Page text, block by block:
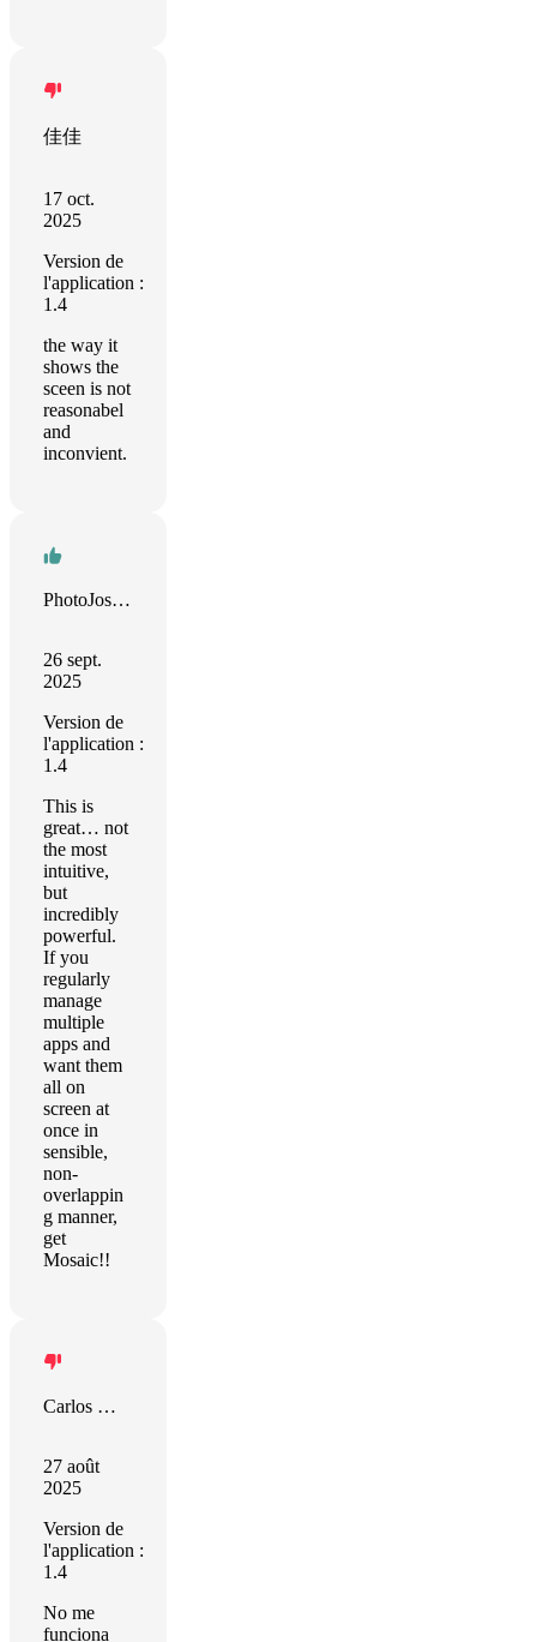
佳佳
17 oct.
2025
Version de
l'application :
1.4
the way it
shows the
sceen is not
reasonabel
and
inconvient.
PhotoJoseph
26 sept.
2025
Version de
l'application :
1.4
This is
great… not
the most
intuitive,
but
incredibly
powerful.
If you
regularly
manage
multiple
apps and
want them
all on
screen at
once in
sensible,
non-
overlappin
g manner,
get
Mosaic!!
Carlos Morilla Navas
27 août
2025
Version de
l'application :
1.4
No me
funciona